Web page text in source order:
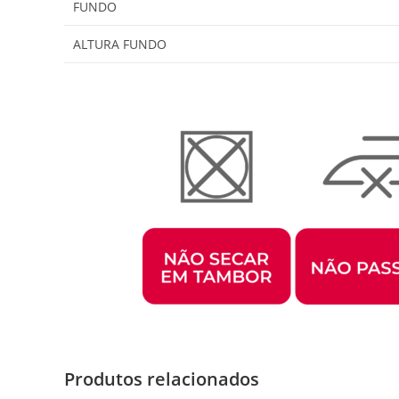
FUNDO
ALTURA FUNDO
Produtos relacionados